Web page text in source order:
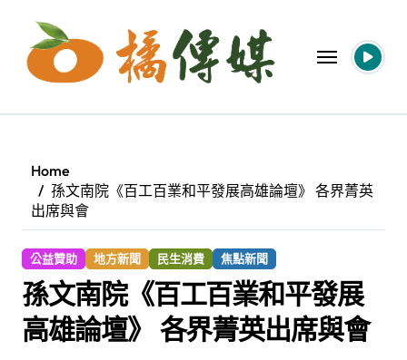
content
Home
孫文南院《百工百業和平發展高雄論壇》 各界菁英
出席與會
公益贊助 地方新聞 民生消費 焦點新聞
孫文南院《百工百業和平發展
高雄論壇》 各界菁英出席與會